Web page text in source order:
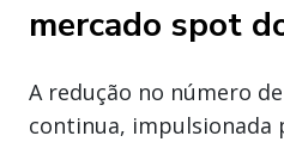
mercado spot
A redução no número
continua, impulsionada